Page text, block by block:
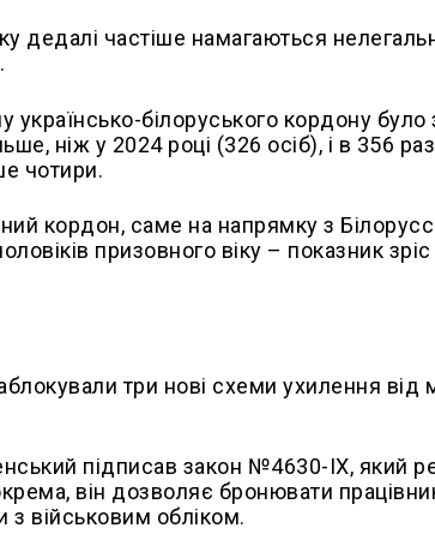
дедалі частіше намагаються
українсько-білоруського кордону
ніж у 2024 році (326 осіб), і в 356
чотири.
кордон, саме на напрямку з
призовного віку – показник
три нові схеми ухилення від
підписав закон №4630-IX, який
він дозволяє бронювати
військовим обліком.